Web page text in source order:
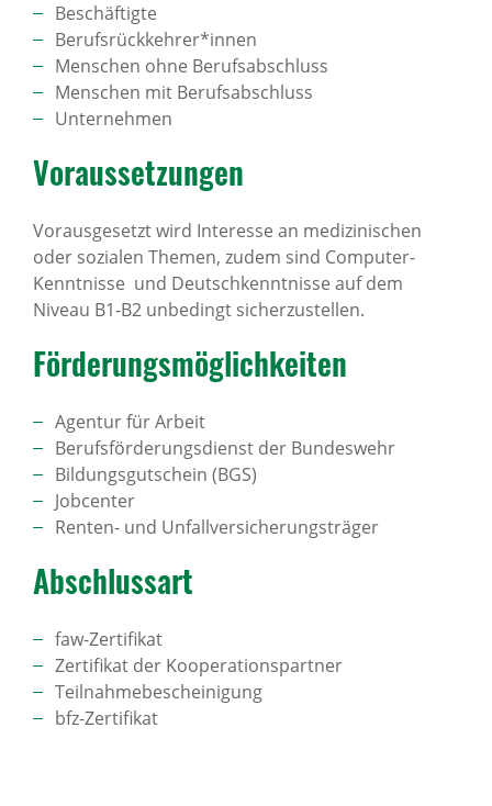
Beschäftigte
Berufsrückkehrer*innen
Menschen ohne Berufsabschluss
Menschen mit Berufsabschluss
Unternehmen
Voraus­set­zungen
Vorausgesetzt wird Interesse an medizinischen
oder sozialen Themen, zudem sind Computer-
Kenntnisse und Deutschkenntnisse auf dem
Niveau B1-B2 unbedingt sicherzustellen.
Förde­rungs­mög­lich­keiten
Agentur für Arbeit
Berufsförderungsdienst der Bundeswehr
Bildungsgutschein (BGS)
Jobcenter
Renten- und Unfallversicherungsträger
Abschlussart
faw-Zertifikat
Zertifikat der Kooperationspartner
Teilnahmebescheinigung
bfz-Zertifikat